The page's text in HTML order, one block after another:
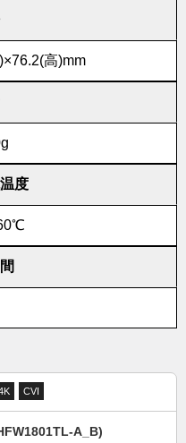
高)mm
度
CVI
A_B)